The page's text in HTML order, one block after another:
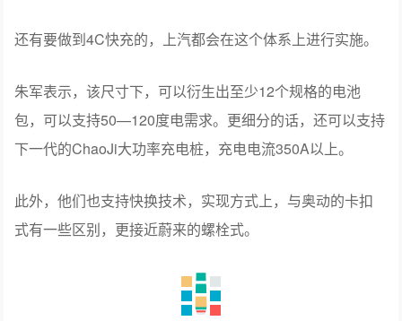
还有要做到4C快充的，上汽都会在这个体系上进行实施。
朱军表示，该尺寸下，可以衍生出至少12个规格的电池
包，可以支持50—120度电需求。更细分的话，还可以支持
下一代的ChaoJi大功率充电桩，充电电流350A以上。
此外，他们也支持快换技术，实现方式上，与奥动的卡扣
式有一些区别，更接近蔚来的螺栓式。